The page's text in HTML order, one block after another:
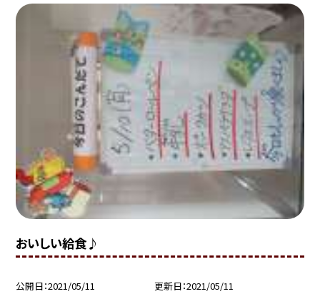
おいしい給食♪
公開日 2021/05/11 更新日 2021/05/11